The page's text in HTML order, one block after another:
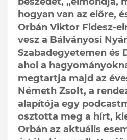
hogyan van az előre,
Orbán Viktor Fidesz-
vesz a Bálványosi
Szabadegyetemen és
ahol a
megtartja majd az
Németh Zsolt, a
alapítója egy
osztotta meg a hírt,
Orbán az aktuális